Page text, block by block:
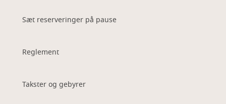
Sæt reserveringer på pause
Reglement
Takster og gebyrer